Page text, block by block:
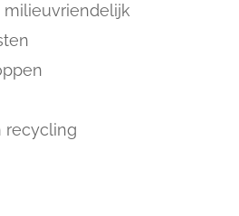
milieuvriendelijk
recycling